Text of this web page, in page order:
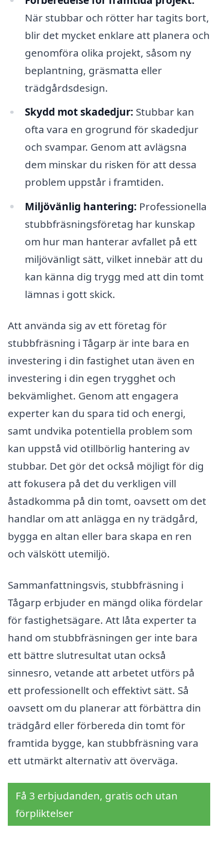
När stubbar och rötter har tagits bort,
blir det mycket enklare att planera och
genomföra olika projekt, såsom ny
beplantning, gräsmatta eller
trädgårdsdesign.
Skydd mot skadedjur: Stubbar kan
ofta vara en grogrund för skadedjur
och svampar. Genom att avlägsna
dem minskar du risken för att dessa
problem uppstår i framtiden.
Miljövänlig hantering: Professionella
stubbfräsningsföretag har kunskap
om hur man hanterar avfallet på ett
miljövänligt sätt, vilket innebär att du
kan känna dig trygg med att din tomt
lämnas i gott skick.
Att använda sig av ett företag för
stubbfräsning i Tågarp är inte bara en
investering i din fastighet utan även en
investering i din egen trygghet och
bekvämlighet. Genom att engagera
experter kan du spara tid och energi,
samt undvika potentiella problem som
kan uppstå vid otillbörlig hantering av
stubbar. Det gör det också möjligt för dig
att fokusera på det du verkligen vill
åstadkomma på din tomt, oavsett om det
handlar om att anlägga en ny trädgård,
bygga en altan eller bara skapa en ren
och välskött utemiljö.
Sammanfattningsvis, stubbfräsning i
Tågarp erbjuder en mängd olika fördelar
för fastighetsägare. Att låta experter ta
hand om stubbfräsningen ger inte bara
ett bättre slutresultat utan också
sinnesro, vetande att arbetet utförs på
ett professionellt och effektivt sätt. Så
oavsett om du planerar att förbättra din
trädgård eller förbereda din tomt för
framtida bygge, kan stubbfräsning vara
ett utmärkt alternativ att överväga.
Få 3 erbjudanden, gratis och utan
förpliktelser